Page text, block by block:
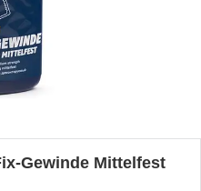
Gewinde Mittelfest